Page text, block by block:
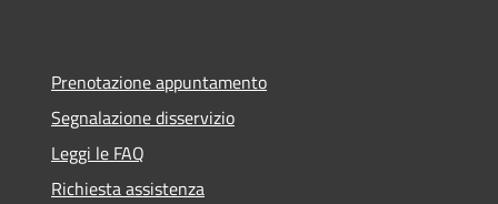
Prenotazione appuntamento
Segnalazione disservizio
Leggi le FAQ
Richiesta assistenza